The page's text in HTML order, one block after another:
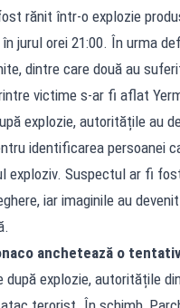
rănit într-o explozie
în jurul orei 21:00. În urma
dintre care două au
victime s-ar fi aflat
explozie, autoritățile au
identificarea persoanei
exploziv. Suspectul ar fi
iar imaginile au
anchetează o
explozie, autoritățile